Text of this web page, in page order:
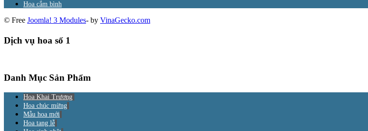
Hoa cắm bình
© Free Joomla! 3 Modules- by VinaGecko.com
Dịch vụ hoa số 1
Danh Mục Sản Phẩm
Hoa Khai Trương
Hoa chúc mừng
Mẫu hoa mới
Hoa tang lễ